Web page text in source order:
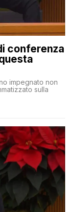
conferenza
impegnato non
sulla